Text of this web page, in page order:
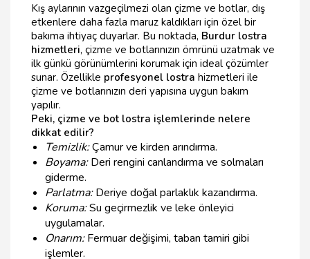
Kış aylarının vazgeçilmezi olan çizme ve botlar, dış
etkenlere daha fazla maruz kaldıkları için özel bir
bakıma ihtiyaç duyarlar. Bu noktada, Burdur lostra
hizmetleri, çizme ve botlarınızın ömrünü uzatmak ve
ilk günkü görünümlerini korumak için ideal çözümler
sunar. Özellikle profesyonel lostra hizmetleri ile
çizme ve botlarınızın deri yapısına uygun bakım
yapılır.
Peki, çizme ve bot lostra işlemlerinde nelere
dikkat edilir?
Temizlik:Çamur ve kirden arındırma.
Boyama:Deri rengini canlandırma ve solmaları
giderme.
Parlatma:Deriye doğal parlaklık kazandırma.
Koruma:Su geçirmezlik ve leke önleyici
uygulamalar.
Onarım:Fermuar değişimi, taban tamiri gibi
işlemler.